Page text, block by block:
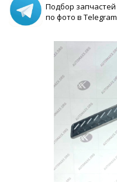
Подбор запчастей
по фото в Telegram